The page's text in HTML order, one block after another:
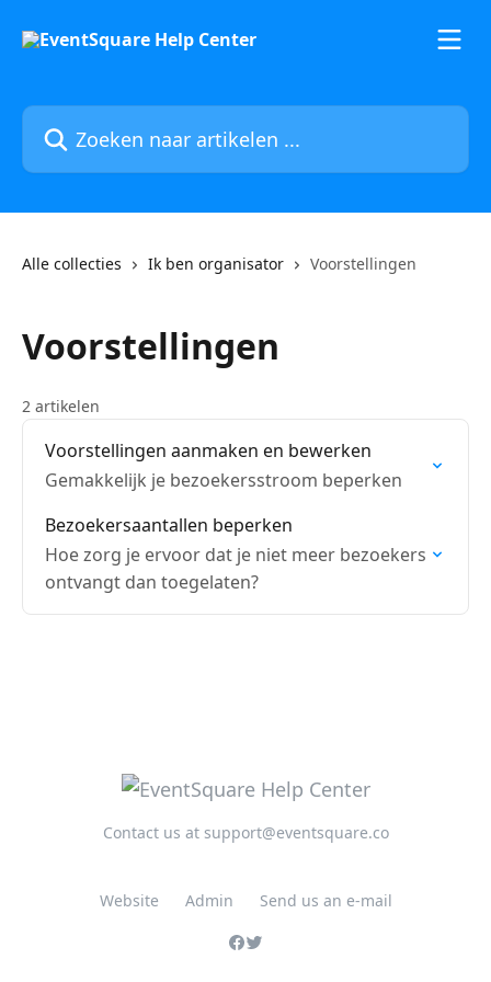
Zoeken naar artikelen ...
Alle collecties Ik ben organisator Voorstellingen
Voorstellingen
2 artikelen
Voorstellingen aanmaken en bewerken
Gemakkelijk je bezoekersstroom beperken
Bezoekersaantallen beperken
Hoe zorg je ervoor dat je niet meer bezoekers
ontvangt dan toegelaten?
Contact us at support@eventsquare.co
Website Admin Send us an e-mail